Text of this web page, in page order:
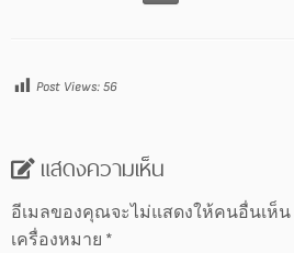
Post Views: 56
แสดงความเห็น
อีเมลของคุณจะไม่แสดงให้คนอื่นเห็น
เครื่องหมาย *